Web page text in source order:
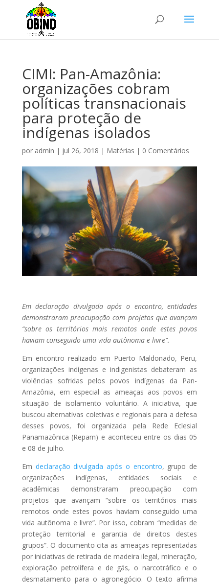
CIMI: Pan-Amazônia:
organizações cobram
políticas transnacionais
para proteção de
indígenas isolados
por admin | jul 26, 2018 | Matérias | 0 Comentários
Em declaração divulgada após o encontro, entidades
demonstraram preocupação com projetos que avançam
“sobre os territórios mais remotos onde estes povos
haviam conseguido uma vida autônoma e livre”.
Em encontro realizado em Puerto Maldonado, Peru,
organizações indígenas e indigenistas debateram as
violências sofridas pelos povos indígenas da Pan-
Amazônia, em especial as ameaças aos povos em
situação de isolamento voluntário. A iniciativa, que
buscou alternativas coletivas e regionais para a defesa
desses povos, foi organizada pela Rede Eclesial
Panamazônica (Repam) e aconteceu entre os dias 05
e 08 de julho.
Em declaração divulgada após o encontro, grupo de
organizações indígenas, entidades sociais e
acadêmicas demonstraram preocupação com
projetos que avançam “sobre os territórios mais
remotos onde estes povos haviam conseguido uma
vida autônoma e livre”. Por isso, cobram “medidas de
proteção territorial e garantia de direitos destes
grupos”. O documento cita as ameaças representadas
por iniciativas de retirada de madeira ilegal, mineração,
exploração petrolífera e de gás, o narcotráfico e o
desmatamento para o agronegócio. O texto afirma